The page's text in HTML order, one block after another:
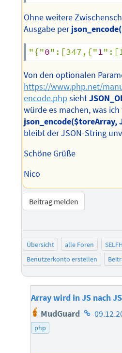
Ohne weitere
Ausgabe per
"{"0":[347,{"1
Von den optionalen
https://www.php.net/
encode.php sieht
würde es machen, was
json_encode($toreArray,
bleibt der JSON-String
Schöne Grüße
Nico
Beitrag melden
Übersicht alle Foren
Benutzerkonto erstellen
Array wird in JS nach
MudGuard Homepage
php